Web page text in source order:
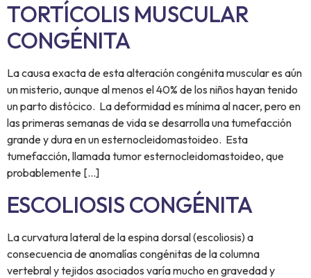
TORTÍCOLIS MUSCULAR
CONGÉNITA
La causa exacta de esta alteración congénita muscular es aún
un misterio, aunque al menos el 40% de los niños hayan tenido
un parto distócico. La deformidad es mínima al nacer, pero en
las primeras semanas de vida se desarrolla una tumefacción
grande y dura en un esternocleidomastoideo. Esta
tumefacción, llamada tumor esternocleidomastoideo, que
probablemente […]
ESCOLIOSIS CONGÉNITA
La curvatura lateral de la espina dorsal (escoliosis) a
consecuencia de anomalías congénitas de la columna
vertebral y tejidos asociados varía mucho en gravedad y